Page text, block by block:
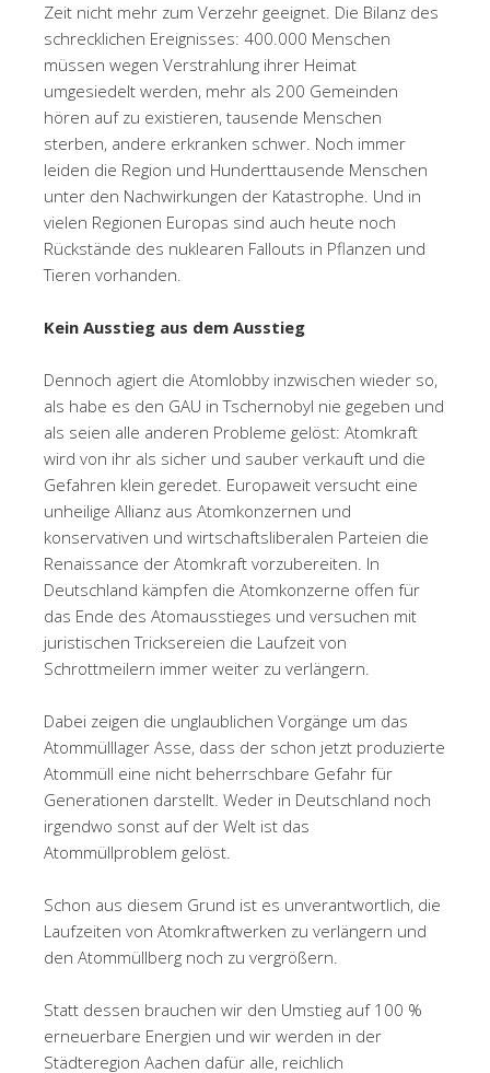
Zeit nicht mehr zum Verzehr geeignet. Die Bilanz des
schrecklichen Ereignisses: 400.000 Menschen
müssen wegen Verstrahlung ihrer Heimat
umgesiedelt werden, mehr als 200 Gemeinden
hören auf zu existieren, tausende Menschen
sterben, andere erkranken schwer. Noch immer
leiden die Region und Hunderttausende Menschen
unter den Nachwirkungen der Katastrophe. Und in
vielen Regionen Europas sind auch heute noch
Rückstände des nuklearen Fallouts in Pflanzen und
Tieren vorhanden.
Kein Ausstieg aus dem Ausstieg
Dennoch agiert die Atomlobby inzwischen wieder so,
als habe es den GAU in Tschernobyl nie gegeben und
als seien alle anderen Probleme gelöst: Atomkraft
wird von ihr als sicher und sauber verkauft und die
Gefahren klein geredet. Europaweit versucht eine
unheilige Allianz aus Atomkonzernen und
konservativen und wirtschaftsliberalen Parteien die
Renaissance der Atomkraft vorzubereiten. In
Deutschland kämpfen die Atomkonzerne offen für
das Ende des Atomausstieges und versuchen mit
juristischen Tricksereien die Laufzeit von
Schrottmeilern immer weiter zu verlängern.
Dabei zeigen die unglaublichen Vorgänge um das
Atommülllager Asse, dass der schon jetzt produzierte
Atommüll eine nicht beherrschbare Gefahr für
Generationen darstellt. Weder in Deutschland noch
irgendwo sonst auf der Welt ist das
Atommüllproblem gelöst.
Schon aus diesem Grund ist es unverantwortlich, die
Laufzeiten von Atomkraftwerken zu verlängern und
den Atommüllberg noch zu vergrößern.
Statt dessen brauchen wir den Umstieg auf 100 %
erneuerbare Energien und wir werden in der
Städteregion Aachen dafür alle, reichlich